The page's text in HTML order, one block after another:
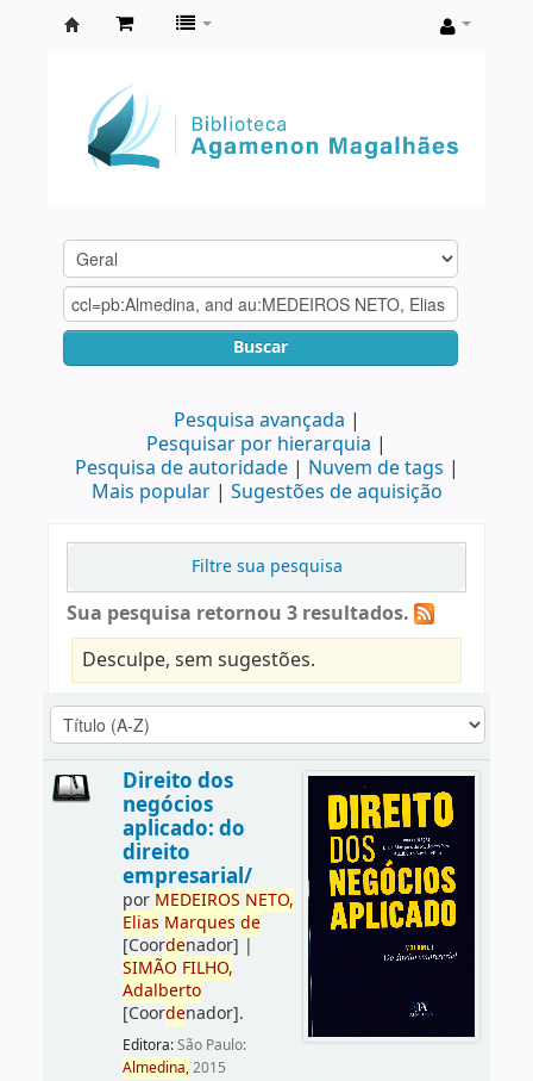
Agamenon
Magalhães
Buscar
Pesquisa avançada
Pesquisar por hierarquia
Pesquisa de autoridade
Nuvem de tags
Mais popular
Sugestões de aquisição
Filtre sua pesquisa
Sua pesquisa retornou 3 resultados.
Desculpe, sem sugestões.
Direito dos
negócios
aplicado: do
direito
empresarial/
por MEDEIROS NETO,
Elias Marques de
[Coordenador] |
SIMÃO FILHO,
Adalberto
[Coordenador].
Editora:São Paulo:
Almedina,2015